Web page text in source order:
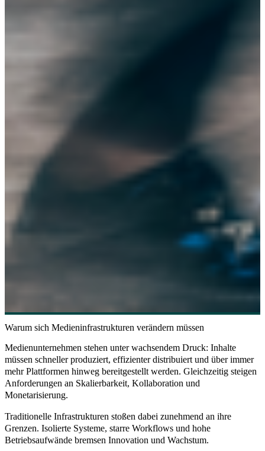
Warum sich Medieninfrastrukturen verändern müssen
Medienunternehmen stehen unter wachsendem Druck: Inhalte
müssen schneller produziert, effizienter distribuiert und über immer
mehr Plattformen hinweg bereitgestellt werden. Gleichzeitig steigen
Anforderungen an Skalierbarkeit, Kollaboration und
Monetarisierung.
Traditionelle Infrastrukturen stoßen dabei zunehmend an ihre
Grenzen. Isolierte Systeme, starre Workflows und hohe
Betriebsaufwände bremsen Innovation und Wachstum.